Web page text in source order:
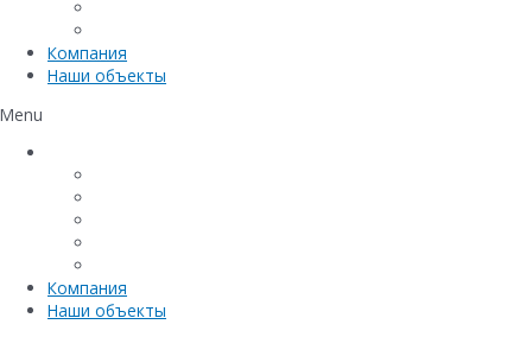
Компания
Наши объекты
Menu
Компания
Наши объекты